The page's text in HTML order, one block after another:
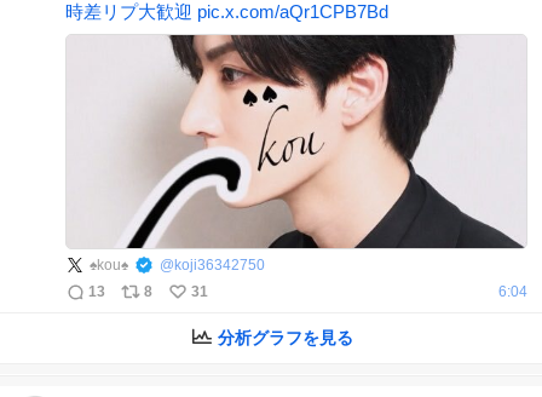
す
時差リプ大歓迎 pic.x.com/aQr1CPB7Bd
♠️kou♠️ @ koji36342750
13
8 31 6:04
分析グラフを見る